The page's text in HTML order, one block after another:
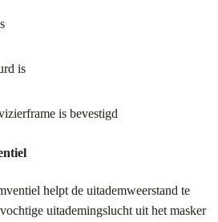
is
is bevestigd
helpt de uitademweerstand te
uitademingslucht uit het masker